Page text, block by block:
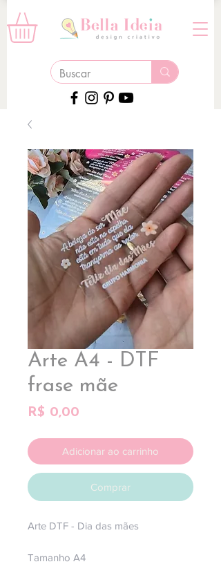
Arte A4 - DTF
frase mãe
R$ 0,00
Adicionar ao carrinho
Comprar
Arte DTF - Dia das mães
Tamanho A4